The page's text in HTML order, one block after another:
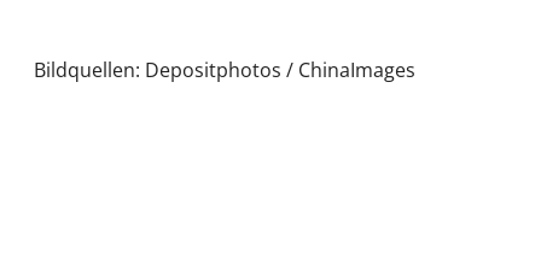
Bildquellen: Depositphotos / ChinaImages